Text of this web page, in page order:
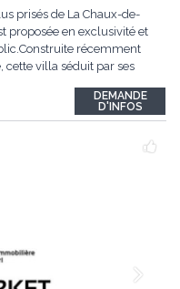
prisés de La Chaux-de-
proposée en exclusivité et
récemment
cette villa séduit par ses
sur un jardin avec piscine,
DEMANDE
D'INFOS